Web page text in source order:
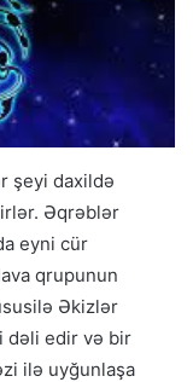
şeyi daxildə
Əqrəblər
eyni cür
qrupunun
Əkizlər
dəli edir və bir
ilə uyğunlaşa